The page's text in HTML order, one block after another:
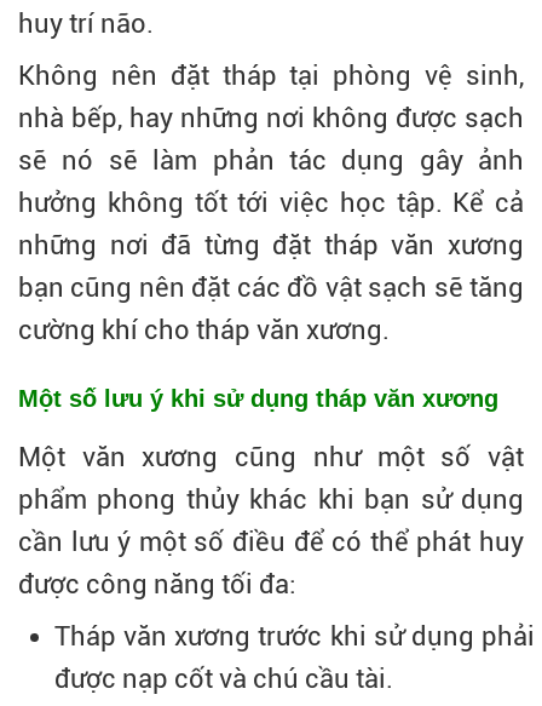
huy trí não.
Không nên đặt tháp tại phòng vệ sinh,
nhà bếp, hay những nơi không được sạch
sẽ nó sẽ làm phản tác dụng gây ảnh
hưởng không tốt tới việc học tập. Kể cả
những nơi đã từng đặt tháp văn xương
bạn cũng nên đặt các đồ vật sạch sẽ tăng
cường khí cho tháp văn xương.
Một số lưu ý khi sử dụng tháp văn xương
Một văn xương cũng như một số vật
phẩm phong thủy khác khi bạn sử dụng
cần lưu ý một số điều để có thể phát huy
được công năng tối đa:
Tháp văn xương trước khi sử dụng phải
được nạp cốt và chú cầu tài.